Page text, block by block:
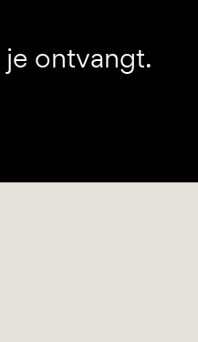
je ontvangt.